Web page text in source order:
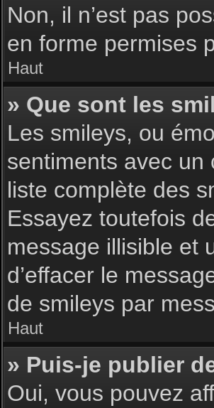
Non, il n’est pas
en forme permises
Haut
» Que sont les
Les smileys, ou
sentiments avec un
liste complète des
Essayez toutefois
message illisible et
d’effacer le
de smileys par
Haut
» Puis-je publier
Oui, vous pouvez